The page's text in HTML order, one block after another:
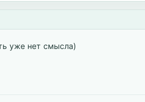
уже нет смысла)